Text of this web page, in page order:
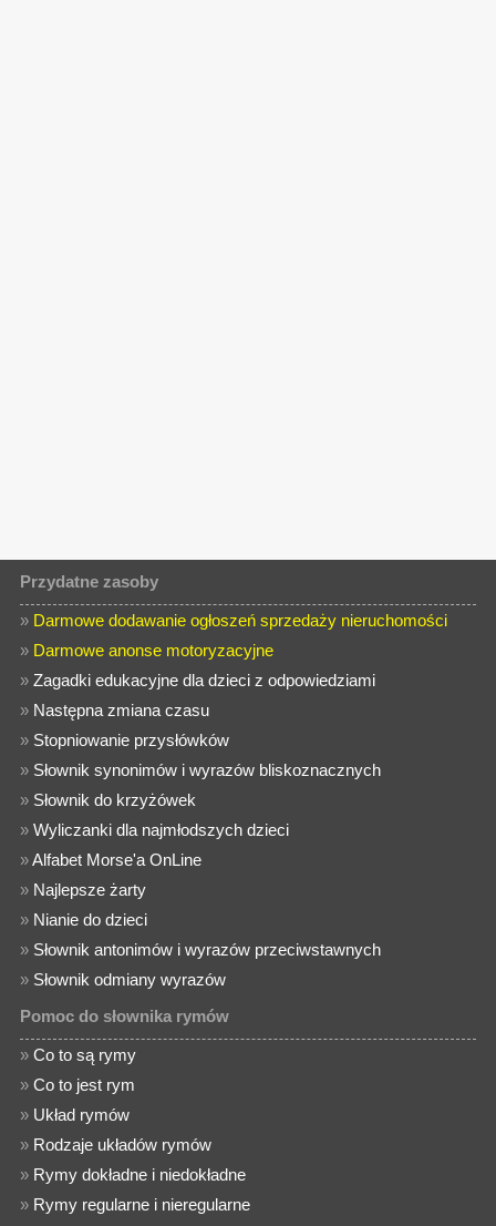
Przydatne zasoby
» Darmowe dodawanie ogłoszeń sprzedaży nieruchomości
» Darmowe anonse motoryzacyjne
»Zagadki edukacyjne dla dzieci z odpowiedziami
» Następna zmiana czasu
» Stopniowanie przysłówków
» Słownik synonimów i wyrazów bliskoznacznych
» Słownik do krzyżówek
»Wyliczanki dla najmłodszych dzieci
»Alfabet Morse'a OnLine
» Najlepsze żarty
» Nianie do dzieci
» Słownik antonimów i wyrazów przeciwstawnych
» Słownik odmiany wyrazów
Pomoc do słownika rymów
»Co to są rymy
»Co to jest rym
» Układ rymów
» Rodzaje układów rymów
» Rymy dokładne i niedokładne
» Rymy regularne i nieregularne